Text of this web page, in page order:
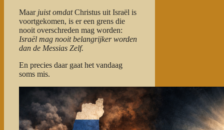
Maar juist omdatChristus uit Israël is
voortgekomen, is er een grens die
nooit overschreden mag worden:
Israël mag nooit belangrijker worden
dan de Messias Zelf.
En precies daar gaat het vandaag
soms mis.